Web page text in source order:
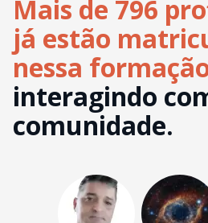
Mais de 796
já estão
nessa
interagindo
comunidade.